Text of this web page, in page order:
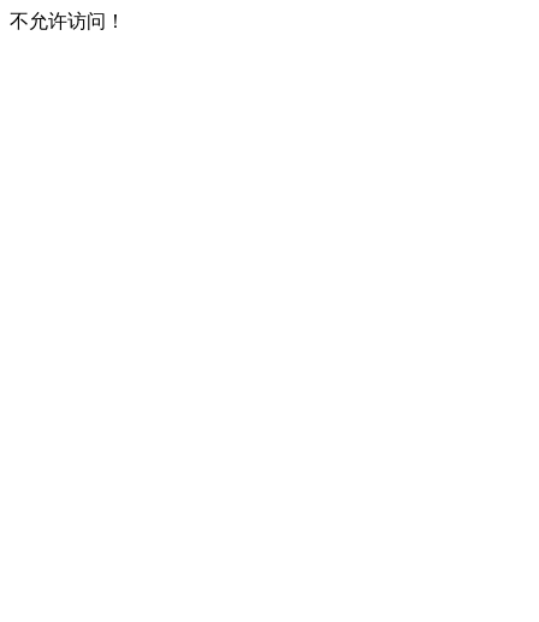
不允许访问！